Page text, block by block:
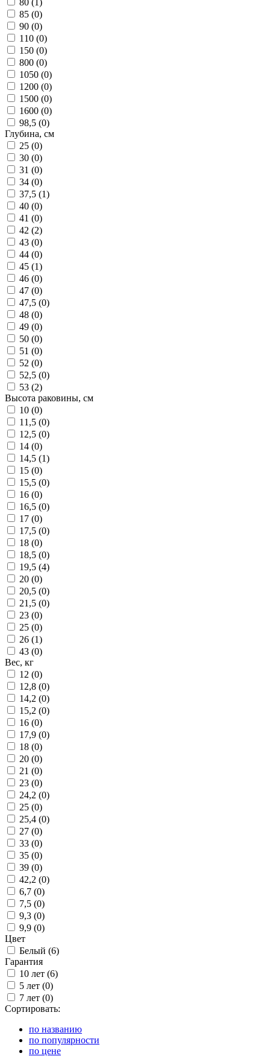
85 (0)
90 (0)
110 (0)
150 (0)
800 (0)
1050 (0)
1200 (0)
1500 (0)
1600 (0)
98,5 (0)
Глубина, см
25 (0)
30 (0)
31 (0)
34 (0)
37,5 (1)
40 (0)
41 (0)
42 (2)
43 (0)
44 (0)
45 (1)
46 (0)
47 (0)
47,5 (0)
48 (0)
49 (0)
50 (0)
51 (0)
52 (0)
52,5 (0)
53 (2)
Высота раковины, см
10 (0)
11,5 (0)
12,5 (0)
14 (0)
14,5 (1)
15 (0)
15,5 (0)
16 (0)
16,5 (0)
17 (0)
17,5 (0)
18 (0)
18,5 (0)
19,5 (4)
20 (0)
20,5 (0)
21,5 (0)
23 (0)
25 (0)
26 (1)
43 (0)
Вес, кг
12 (0)
12,8 (0)
14,2 (0)
15,2 (0)
16 (0)
17,9 (0)
18 (0)
20 (0)
21 (0)
23 (0)
24,2 (0)
25 (0)
25,4 (0)
27 (0)
33 (0)
35 (0)
39 (0)
42,2 (0)
6,7 (0)
7,5 (0)
9,3 (0)
9,9 (0)
Цвет
Белый (6)
Гарантия
10 лет (6)
5 лет (0)
7 лет (0)
Сортировать:
по названию
по популярности
по цене